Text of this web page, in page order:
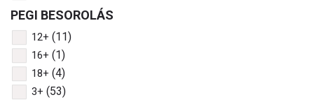
PEGI BESOROLÁS
12+ (11)
16+ (1)
18+ (4)
3+ (53)